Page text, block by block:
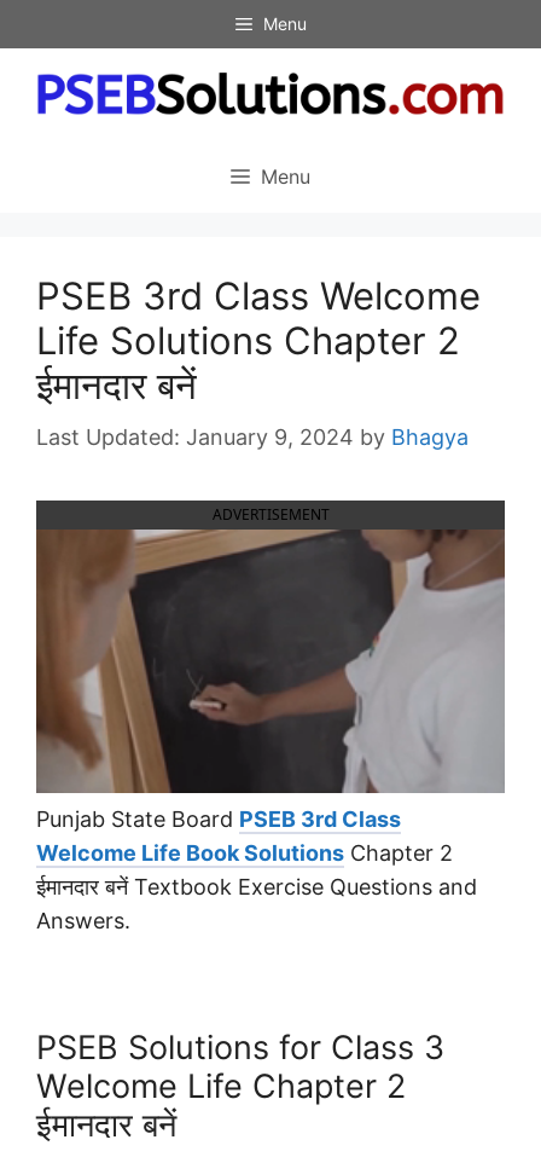
to
content
Menu
Menu
PSEB 3rd Class Welcome
Life Solutions Chapter 2
ईमानदार बनें
January 9, 2024 by Bhagya
ADVERTISEMENT
Punjab State Board PSEB 3rd Class
Welcome Life Book Solutions Chapter 2
ईमानदार बनें Textbook Exercise Questions and
Answers.
PSEB Solutions for Class 3
Welcome Life Chapter 2
ईमानदार बनें